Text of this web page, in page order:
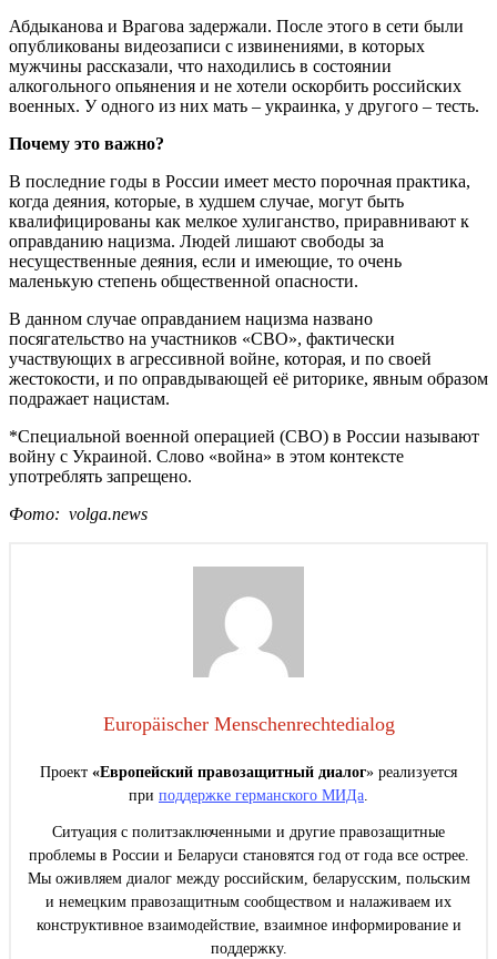
Абдыканова и Врагова задержали. После этого в сети были
опубликованы видеозаписи с извинениями, в которых
мужчины рассказали, что находились в состоянии
алкогольного опьянения и не хотели оскорбить российских
военных. У одного из них мать – украинка, у другого – тесть.
Почему это важно?
В последние годы в России имеет место порочная практика,
когда деяния, которые, в худшем случае, могут быть
квалифицированы как мелкое хулиганство, приравнивают к
оправданию нацизма. Людей лишают свободы за
несущественные деяния, если и имеющие, то очень
маленькую степень общественной опасности.
В данном случае оправданием нацизма названо
посягательство на участников «СВО», фактически
участвующих в агрессивной войне, которая, и по своей
жестокости, и по оправдывающей её риторике, явным образом
подражает нацистам.
*Специальной военной операцией (СВО) в России называют
войну с Украиной. Слово «война» в этом контексте
употреблять запрещено.
Фото: volga.news
Europäischer Menschenrechtedialog
Проект «Европейский правозащитный диалог» реализуется
при поддержке германского МИДа.
Ситуация с политзаключенными и другие правозащитные
проблемы в России и Беларуси становятся год от года все острее.
Мы оживляем диалог между российским, беларусским, польским
и немецким правозащитным сообществом и налаживаем их
конструктивное взаимодействие, взаимное информирование и
поддержку.